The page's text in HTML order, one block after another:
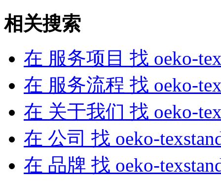
相关搜索
在 服务项目 找 oeko-
在 服务流程 找 oeko-
在 关于我们 找 oeko-
在 公司 找 oeko-
在 品牌 找 oeko-